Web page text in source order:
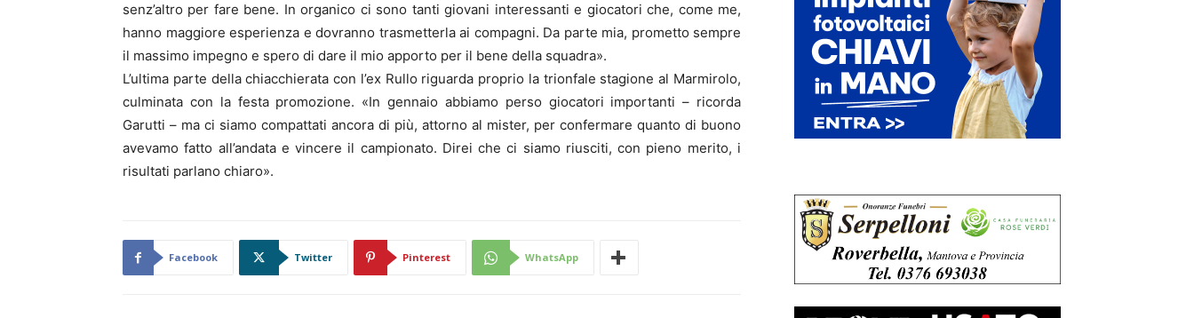
senz’altro per fare bene. In organico ci sono tanti giovani interessanti e giocatori che, come me,
hanno maggiore esperienza e dovranno trasmetterla ai compagni. Da parte mia, prometto sempre
il massimo impegno e spero di dare il mio apporto per il bene della squadra».
L’ultima parte della chiacchierata con l’ex Rullo riguarda proprio la trionfale stagione al Marmirolo,
culminata con la festa promozione. «In gennaio abbiamo perso giocatori importanti – ricorda
Garutti – ma ci siamo compattati ancora di più, attorno al mister, per confermare quanto di buono
avevamo fatto all’andata e vincere il campionato. Direi che ci siamo riusciti, con pieno merito, i
risultati parlano chiaro».
Facebook Twitter Pinterest WhatsApp